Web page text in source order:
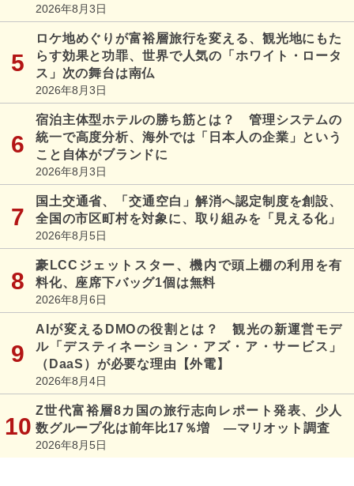
2026年8月3日
ロケ地めぐりが富裕層旅行を変える、観光地にもた
らす効果と功罪、世界で人気の「ホワイト・ロータ
ス」次の舞台は南仏
2026年8月3日
宿泊主体型ホテルの勝ち筋とは？ 管理システムの
統一で高度分析、海外では「日本人の企業」という
こと自体がブランドに
2026年8月3日
国土交通省、「交通空白」解消へ認定制度を創設、
全国の市区町村を対象に、取り組みを「見える化」
2026年8月5日
豪LCCジェットスター、機内で頭上棚の利用を有
料化、座席下バッグ1個は無料
2026年8月6日
AIが変えるDMOの役割とは？ 観光の新運営モデ
ル「デスティネーション・アズ・ア・サービス」
（DaaS）が必要な理由【外電】
2026年8月4日
Z世代富裕層8カ国の旅行志向レポート発表、少人
数グループ化は前年比17％増 ―マリオット調査
2026年8月5日